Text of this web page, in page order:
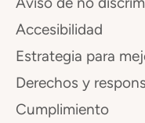
Accesibilidad
Estrategia para
Derechos y
Cumplimiento